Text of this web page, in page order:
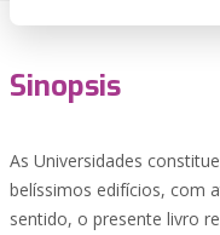
Sinopsis
As Universidades
belíssimos edifícios, com
sentido, o presente livro